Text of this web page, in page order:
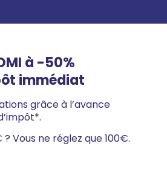
à -50%
immédiat
grâce à l’avance
Vous ne réglez que 100€.